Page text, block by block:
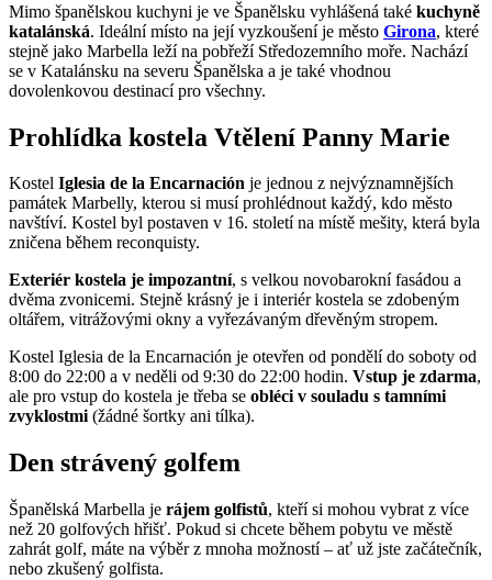
Mimo španělskou kuchyni je ve Španělsku vyhlášená také kuchyně
katalánská. Ideální místo na její vyzkoušení je město Girona, které
stejně jako Marbella leží na pobřeží Středozemního moře. Nachází
se v Katalánsku na severu Španělska a je také vhodnou
dovolenkovou destinací pro všechny.
Prohlídka kostela Vtělení Panny Marie
Kostel Iglesia de la Encarnación je jednou z nejvýznamnějších
památek Marbelly, kterou si musí prohlédnout každý, kdo město
navštíví. Kostel byl postaven v 16. století na místě mešity, která byla
zničena během reconquisty.
Exteriér kostela je impozantní, s velkou novobarokní fasádou a
dvěma zvonicemi. Stejně krásný je i interiér kostela se zdobeným
oltářem, vitrážovými okny a vyřezávaným dřevěným stropem.
Kostel Iglesia de la Encarnación je otevřen od pondělí do soboty od
8:00 do 22:00 a v neděli od 9:30 do 22:00 hodin. Vstup je zdarma,
ale pro vstup do kostela je třeba se obléci v souladu s tamními
zvyklostmi(žádné šortky ani tílka).
Den strávený golfem
Španělská Marbella je rájem golfistů, kteří si mohou vybrat z více
než 20 golfových hřišť. Pokud si chcete během pobytu ve městě
zahrát golf, máte na výběr z mnoha možností – ať už jste začátečník,
nebo zkušený golfista.